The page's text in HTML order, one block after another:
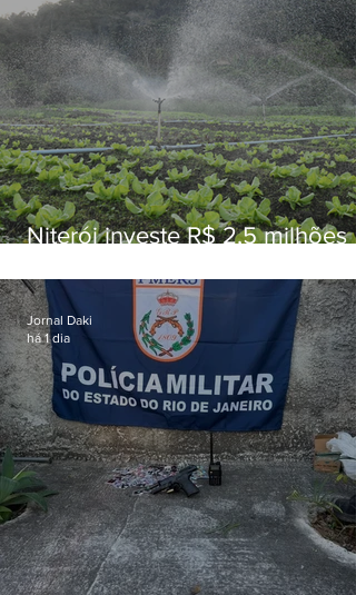
Niterói investe R$ 2,5 milhões
familiar para merenda escolar
Jornal Daki
há 1 dia